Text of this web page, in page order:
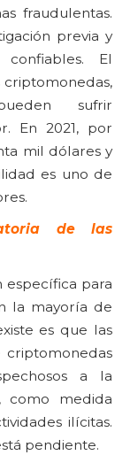
fraudulentas.
previa y
confiables. El
criptomonedas,
sufrir
En 2021, por
mil dólares y
es uno de
de las
específica para
la mayoría de
es que las
a la
como medida
ilícitas.
pendiente.